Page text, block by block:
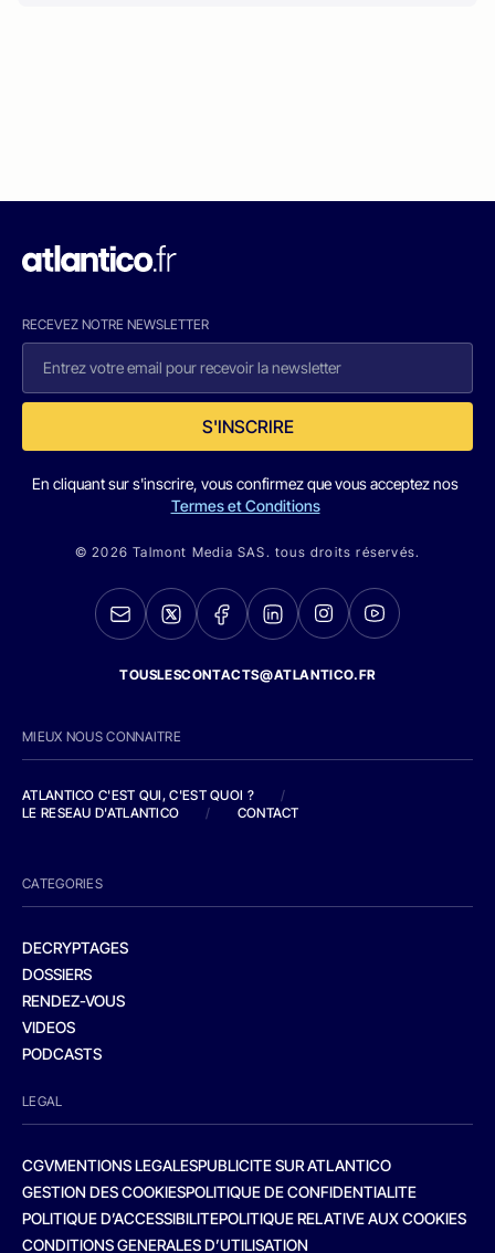
RECEVEZ NOTRE NEWSLETTER
S'INSCRIRE
En cliquant sur s'inscrire, vous confirmez que vous acceptez nos
Termes et Conditions
© 2026 Talmont Media SAS. tous droits réservés.
TOUSLESCONTACTS@ATLANTICO.FR
MIEUX NOUS CONNAITRE
ATLANTICO C'EST QUI, C'EST QUOI ?
/
LE RESEAU D'ATLANTICO
/ CONTACT
CATEGORIES
DECRYPTAGES
DOSSIERS
RENDEZ-VOUS
VIDEOS
PODCASTS
LEGAL
CGVMENTIONS LEGALESPUBLICITE SUR ATLANTICO
GESTION DES COOKIESPOLITIQUE DE CONFIDENTIALITE
POLITIQUE D’ACCESSIBILITEPOLITIQUE RELATIVE AUX COOKIES
CONDITIONS GENERALES D’UTILISATION